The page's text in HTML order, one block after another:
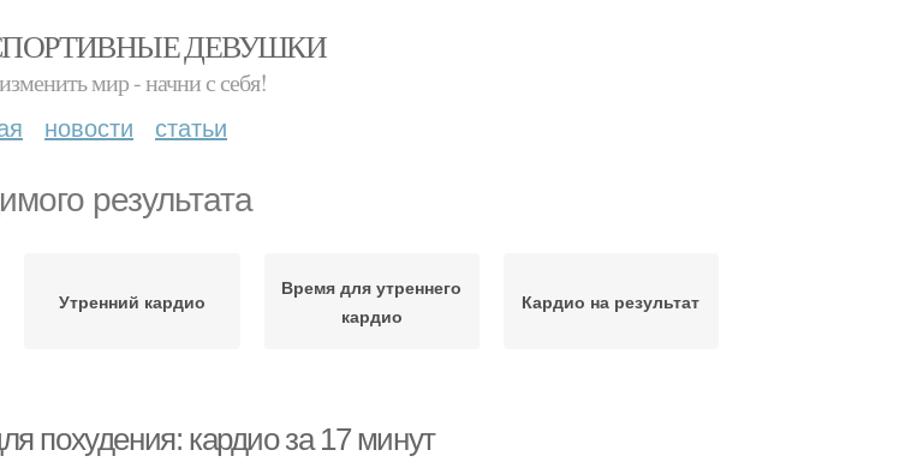
СПОРТИВНЫЕ ДЕВУШКИ
мир - начни с себя!
новости статьи
результата
Утренний кардио
Время для утреннего
кардио
Кардио на результат
похудения: кардио за 17 минут